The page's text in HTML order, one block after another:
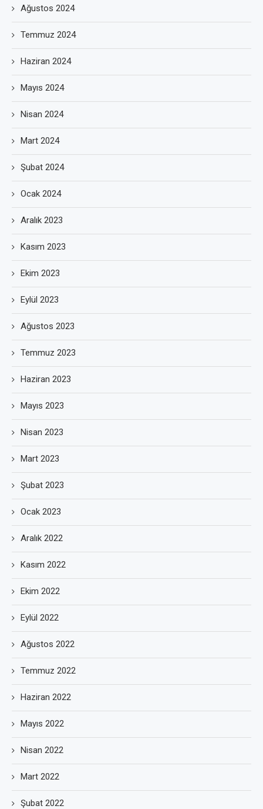
Ağustos 2024
Temmuz 2024
Haziran 2024
Mayıs 2024
Nisan 2024
Mart 2024
Şubat 2024
Ocak 2024
Aralık 2023
Kasım 2023
Ekim 2023
Eylül 2023
Ağustos 2023
Temmuz 2023
Haziran 2023
Mayıs 2023
Nisan 2023
Mart 2023
Şubat 2023
Ocak 2023
Aralık 2022
Kasım 2022
Ekim 2022
Eylül 2022
Ağustos 2022
Temmuz 2022
Haziran 2022
Mayıs 2022
Nisan 2022
Mart 2022
Şubat 2022